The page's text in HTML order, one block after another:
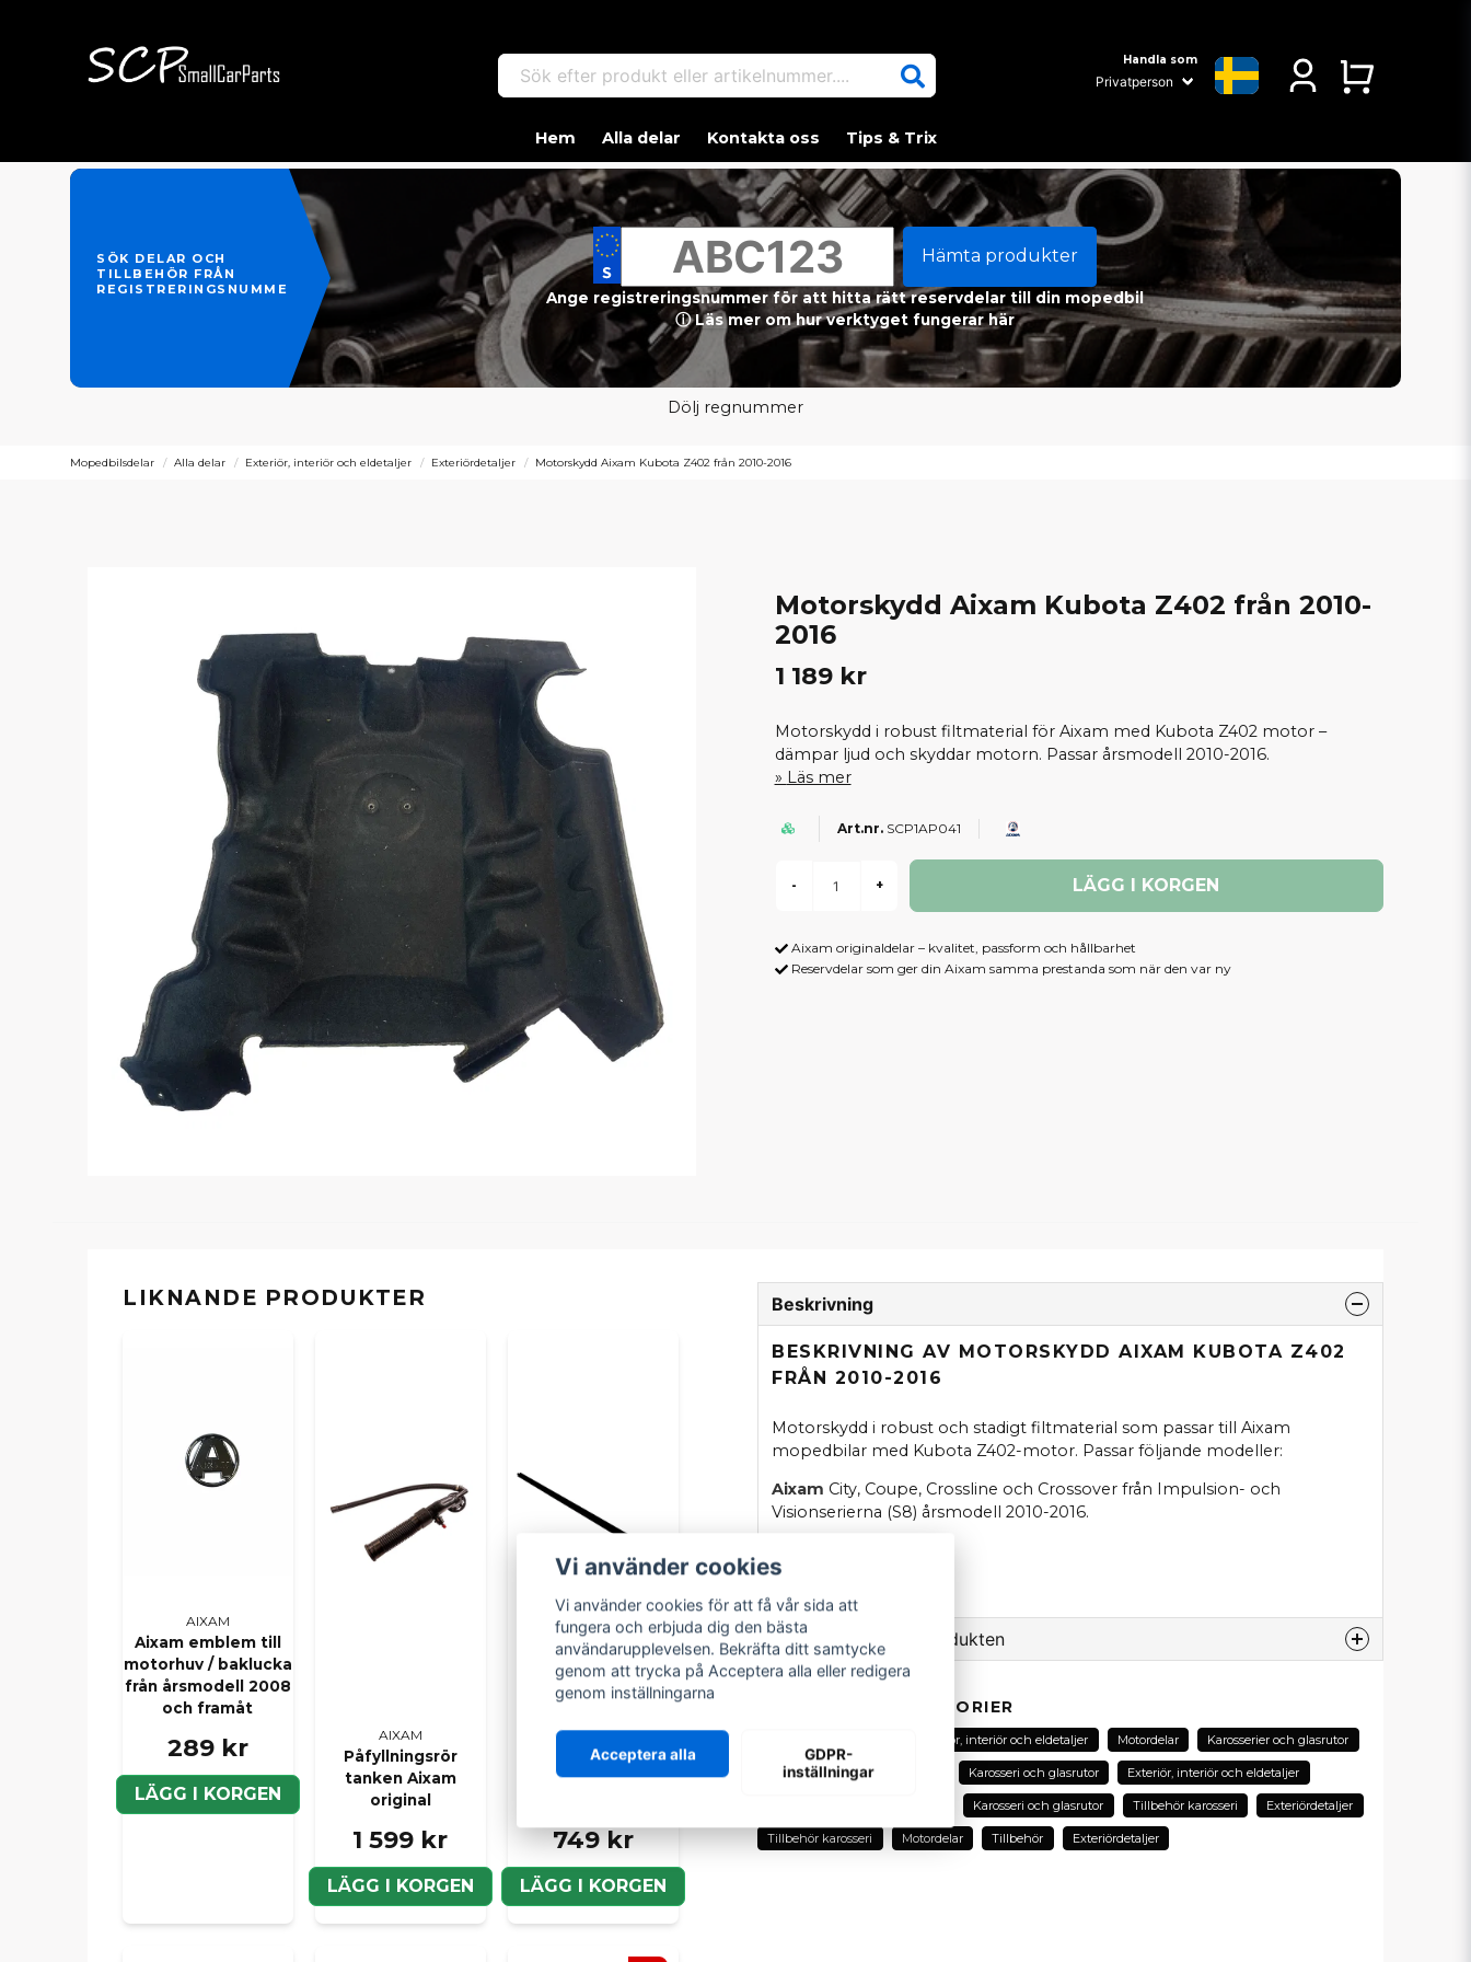
Sök efter produkt eller artikelnummer.... Handla som
Hem Alla delar Kontakta oss Tips & Trix
SÖK DELAR OCH
TILLBEHÖR FRÅN
REGISTRERINGSNUMMER
Hämta produkter
Ange registreringsnummer för att hitta rätt reservdelar till din mopedbil
ⓘ Läs mer om hur verktyget fungerar här
Dölj regnummer
Mopedbilsdelar Alla delar Exteriör, interiör och eldetaljer Exteriördetaljer Motorskydd Aixam Kubota Z402 från 2010-2016
Motorskydd Aixam Kubota Z402 från 2010-
2016
1 189 kr
Motorskydd i robust filtmaterial för Aixam med Kubota Z402 motor –
dämpar ljud och skyddar motorn. Passar årsmodell 2010-2016.
Läs mer
SCP1AP041
- + LÄGG I KORGEN
Aixam originaldelar – kvalitet, passform och hållbarhet
Reservdelar som ger din Aixam samma prestanda som när den var ny
LIKNANDE PRODUKTER
AIXAM
Aixam emblem till
motorhuv / baklucka
från årsmodell 2008
och framåt
289 kr
LÄGG I KORGEN
AIXAM
Påfyllningsrör
tanken Aixam
original
1 599 kr
LÄGG I KORGEN
AIXAM
Fönsterlist dörr
Aixam
749 kr
LÄGG I KORGEN
Beskrivning
BESKRIVNING AV MOTORSKYDD AIXAM KUBOTA Z402
FRÅN 2010-2016
Motorskydd i robust och stadigt filtmaterial som passar till Aixam
mopedbilar med Kubota Z402-motor. Passar följande modeller:
Aixam City, Coupe, Crossline och Crossover från Impulsion- och
Visionserierna (S8) årsmodell 2010-2016.
Ställ en fråga om produkten
Fråga oss om denna produkt...
email
E-postadress
RELATERADE KATEGORIER
Exteriör, interiör och eldetaljer Motordelar Karosserier och glasrutor
Exteriör, interiör och eldetaljer Karosseri och glasrutor Exteriör, interiör och eldetaljer
Karosseri och glasrutor Tillbehör karosseri Exteriördetaljer
Tillbehör karosseri Motordelar Tillbehör Exteriördetaljer
Vi använder cookies
Vi använder cookies för att få vår sida att
fungera och erbjuda dig den bästa
användarupplevelsen. Bekräfta ditt samtycke
genom att trycka på Acceptera alla eller redigera
genom inställningarna
Acceptera alla
GDPR-
inställningar